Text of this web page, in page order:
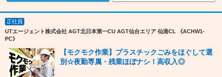
正社員
UTエージェント株式会社 AGT北日本第一CU AGT仙台エリア 仙港CL 《ACHW1-
PC》
【モクモク作業】プラスチックごみをほぐして選
別☆夜勤専属・残業ほぼナシ！高収入◎